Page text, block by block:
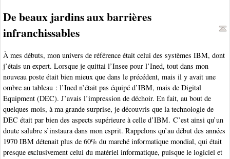
De beaux jardins aux barrières
infranchissables
À mes débuts, mon univers de référence était celui des systèmes IBM, dont
j’étais un expert. Lorsque je quittai l’Insee pour l’Ined, tout dans mon
nouveau poste était bien mieux que dans le précédent, mais il y avait une
ombre au tableau : l’Ined n’était pas équipé d’IBM, mais de Digital
Equipment (DEC). J’avais l’impression de déchoir. En fait, au bout de
quelques mois, à ma grande surprise, je découvris que la technologie de
DEC était par bien des aspects supérieure à celle d’IBM. C’est ainsi qu’un
doute salubre s’instaura dans mon esprit. Rappelons qu’au début des années
1970 IBM détenait plus de 60% du marché informatique mondial, qui était
presque exclusivement celui du matériel informatique, puisque le logiciel et